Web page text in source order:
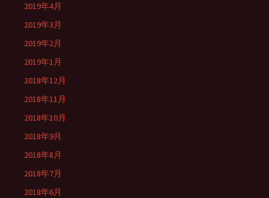
2019年4月
2019年3月
2019年2月
2019年1月
2018年12月
2018年11月
2018年10月
2018年9月
2018年8月
2018年7月
2018年6月